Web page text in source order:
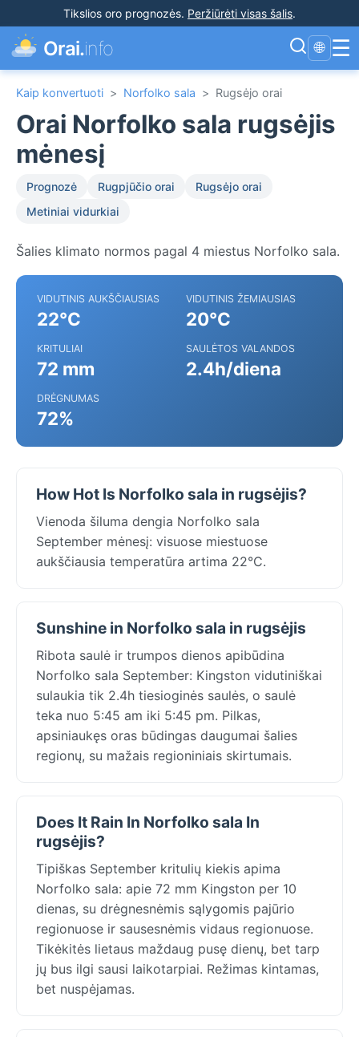
Tikslios oro prognozės. Peržiūrėti visas šalis.
Orai.info 🌐 ☰
Kaip konvertuoti > Norfolko sala > Rugsėjo orai
Orai Norfolko sala rugsėjis
mėnesį
Prognozė Rugpjūčio orai
Rugsėjo orai
Metiniai vidurkiai
Šalies klimato normos pagal 4 miestus Norfolko sala.
VIDUTINIS AUKŠČIAUSIAS
22°C
VIDUTINIS ŽEMIAUSIAS
20°C
KRITULIAI
72 mm
SAULĖTOS VALANDOS
2.4h/diena
DRĖGNUMAS
72%
How Hot Is Norfolko sala in rugsėjis?
Vienoda šiluma dengia Norfolko sala
September mėnesį: visuose miestuose
aukščiausia temperatūra artima 22°C.
Sunshine in Norfolko sala in rugsėjis
Ribota saulė ir trumpos dienos apibūdina
Norfolko sala September: Kingston vidutiniškai
sulaukia tik 2.4h tiesioginės saulės, o saulė
teka nuo 5:45 am iki 5:45 pm. Pilkas,
apsiniaukęs oras būdingas daugumai šalies
regionų, su mažais regioniniais skirtumais.
Does It Rain In Norfolko sala In
rugsėjis?
Tipiškas September kritulių kiekis apima
Norfolko sala: apie 72 mm Kingston per 10
dienas, su drėgnesnėmis sąlygomis pajūrio
regionuose ir sausesnėmis vidaus regionuose.
Tikėkitės lietaus maždaug pusę dienų, bet tarp
jų bus ilgi sausi laikotarpiai. Režimas kintamas,
bet nuspėjamas.